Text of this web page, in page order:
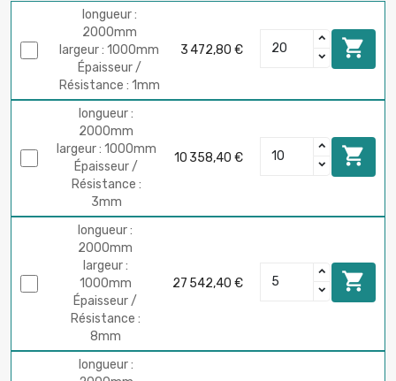
longueur :
2000mm
largeur : 1000mm
Épaisseur /
Résistance : 1mm
3 472,80 € 
longueur :
2000mm
largeur : 1000mm
Épaisseur /
Résistance :
3mm
10 358,40 € 
longueur :
2000mm
largeur :
1000mm
Épaisseur /
Résistance :
8mm
27 542,40 € 
longueur :